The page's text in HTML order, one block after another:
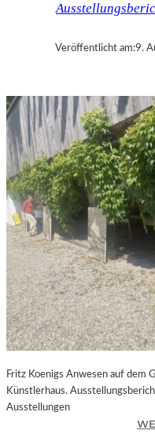
Veröffentlicht am:9.
Fritz Koenigs Anwesen auf dem
Künstlerhaus.
Ausstellungen